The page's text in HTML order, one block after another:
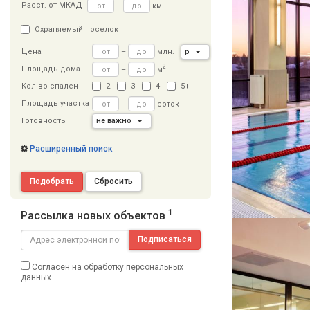
Расст. от МКАД – км.
Охраняемый поселок
Цена – млн.
р
Площадь дома
– м2
Кол-во спален 2 3 4
5+
Площадь участка
–
соток
Готовность
не важно
Расширенный поиск
Подобрать Сбросить
Рассылка новых объектов 1
Подписаться
Согласен на обработку персональных
данных